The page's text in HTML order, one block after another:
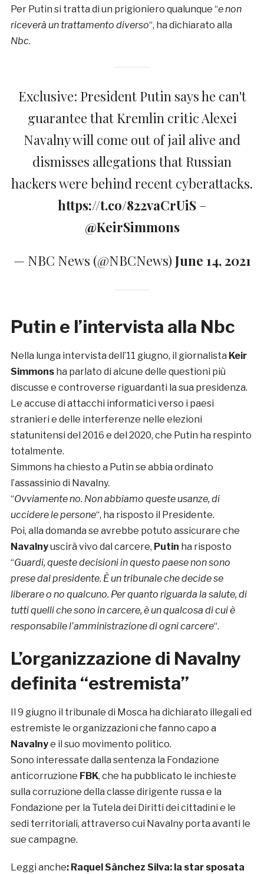
Per Putin si tratta di un prigioniero qualunque “e non
riceverà un trattamento diverso“, ha dichiarato alla
Nbc.
Exclusive: President Putin says he can't
guarantee that Kremlin critic Alexei
Navalny will come out of jail alive and
dismisses allegations that Russian
hackers were behind recent cyberattacks.
https://t.co/822vaCrUiS–
@KeirSimmons
— NBC News (@NBCNews)June 14, 2021
Putin e l’intervista alla Nbc
Nella lunga intervista dell’11 giugno, il giornalista Keir
Simmonsha parlato di alcune delle questioni più
discusse e controverse riguardanti la sua presidenza.
Le accuse di attacchi informatici verso i paesi
stranieri e delle interferenze nelle elezioni
statunitensi del 2016 e del 2020, che Putin ha respinto
totalmente.
Simmons ha chiesto a Putin se abbia ordinato
l’assassinio di Navalny.
“Ovviamente no. Non abbiamo queste usanze, di
uccidere le persone“, ha risposto il Presidente.
Poi, alla domanda se avrebbe potuto assicurare che
Navalnyuscirà vivo dal carcere, Putin ha risposto
“Guardi, queste decisioni in questo paese non sono
prese dal presidente. È un tribunale che decide se
liberare o no qualcuno. Per quanto riguarda la salute, di
tutti quelli che sono in carcere, è un qualcosa di cui è
responsabile l’amministrazione di ogni carcere“.
L’organizzazione di Navalny
definita “estremista”
Il 9 giugno il tribunale di Mosca ha dichiarato illegali ed
estremiste le organizzazioni che fanno capo a
Navalnye il suo movimento politico.
Sono interessate dalla sentenza la Fondazione
anticorruzione FBK, che ha pubblicato le inchieste
sulla corruzione della classe dirigente russa e la
Fondazione per la Tutela dei Diritti dei cittadini e le
sedi territoriali, attraverso cui Navalny porta avanti le
sue campagne.
Leggi anche: Raquel Sànchez Silva: la star sposata